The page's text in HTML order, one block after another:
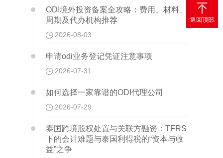
ODI境外投资备案全攻略：费用、材料、
周期及代办机构推荐
2026-08-03
申请odi业务登记凭证注意事项
2026-07-31
如何选择一家靠谱的ODI代理公司
2026-07-29
泰国跨境股权处置与关联方融资：TFRS
下的会计难题与泰国利得税的“资本与收
益”之争

返回顶部